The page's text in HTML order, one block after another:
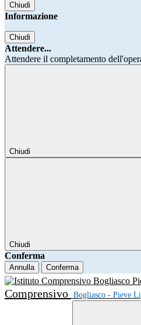
Chiudi
Informazione
Chiudi
Attendere...
Attendere il completamento
Chiudi
Chiudi
Conferma
Annulla Conferma
Comprensivo Bogliasco - Pieve